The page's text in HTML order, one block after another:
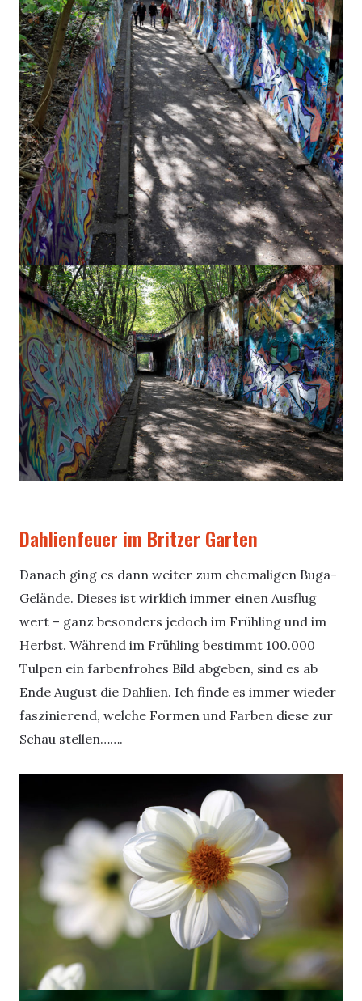
Dahlienfeuer im Britzer Garten
Danach ging es dann weiter zum ehemaligen Buga-
Gelände. Dieses ist wirklich immer einen Ausflug
wert – ganz besonders jedoch im Frühling und im
Herbst. Während im Frühling bestimmt 100.000
Tulpen ein farbenfrohes Bild abgeben, sind es ab
Ende August die Dahlien. Ich finde es immer wieder
faszinierend, welche Formen und Farben diese zur
Schau stellen…….